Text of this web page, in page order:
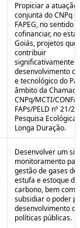
Propiciar a atuação
conjunta do CNPq e
FAPEG, no sentido
cofinanciar, no
Goiás, projetos que
contribuir
significativamente
desenvolvimento
e tecnológico do
âmbito da Chamada
CNPq/MCTI/
FAPs/PELD nº 21/
Pesquisa Ecológica
Longa Duração.
Desenvolver um
monitoramento
gestão de gases
estufa e estoque de
carbono, bem como
subsidiar o poder
desenvolvimento de
políticas públicas.